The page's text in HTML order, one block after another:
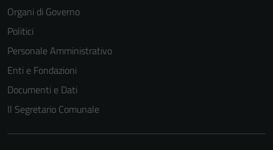
Organi di Governo
Politici
Personale Amministrativo
Enti e Fondazioni
Documenti e Dati
Il Segretario Comunale